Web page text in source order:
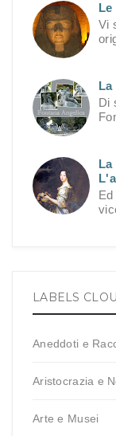
Vi
La
Di
La
LABELS
Aneddoti e
Aristocrazia e
Arte e Musei